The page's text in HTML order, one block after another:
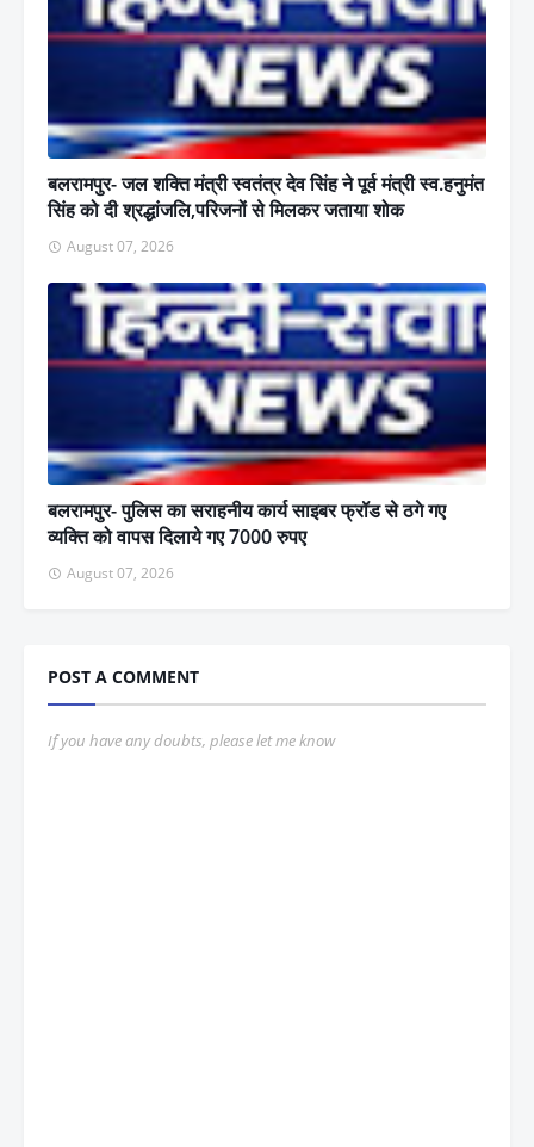
बलरामपुर- जल शक्ति मंत्री स्वतंत्र देव सिंह ने पूर्व मंत्री स्व.हनुमंत
सिंह को दी श्रद्धांजलि,परिजनों से मिलकर जताया शोक
August 07, 2026
बलरामपुर- पुलिस का सराहनीय कार्य साइबर फ्रॉड से ठगे गए
व्यक्ति को वापस दिलाये गए 7000 रुपए
August 07, 2026
POST A COMMENT
If you have any doubts, please let me know